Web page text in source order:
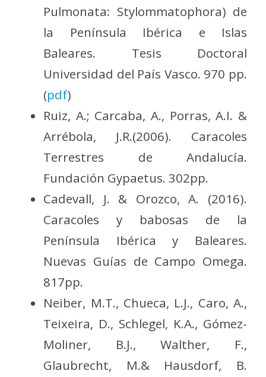
Pulmonata: Stylommatophora) de
la Península Ibérica e Islas
Baleares. Tesis Doctoral
Universidad del País Vasco. 970 pp.
(pdf)
Ruiz, A.; Carcaba, A., Porras, A.I. &
Arrébola, J.R.(2006). Caracoles
Terrestres de Andalucía.
Fundación Gypaetus. 302pp.
Cadevall, J. & Orozco, A. (2016).
Caracoles y babosas de la
Península Ibérica y Baleares.
Nuevas Guías de Campo Omega.
817pp.
Neiber, M.T., Chueca, L.J., Caro, A.,
Teixeira, D., Schlegel, K.A., Gómez-
Moliner, B.J., Walther, F.,
Glaubrecht, M.& Hausdorf, B.